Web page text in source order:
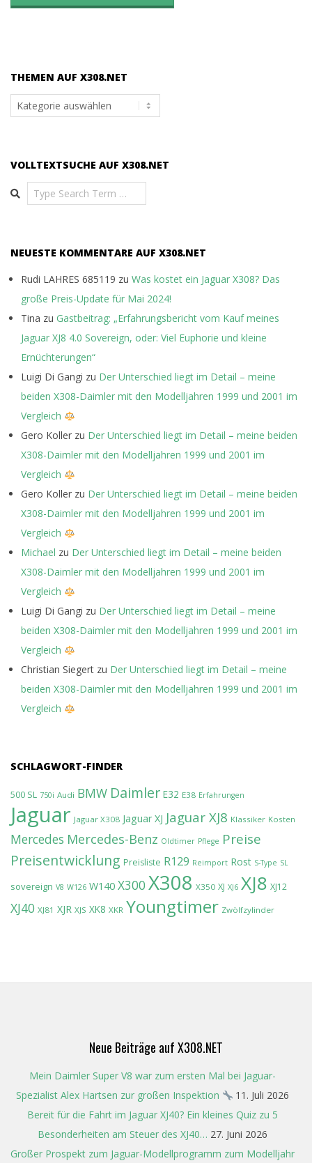
THEMEN AUF X308.NET
Themen
auf
VOLLTEXTSUCHE AUF X308.NET
Search
NEUESTE KOMMENTARE AUF X308.NET
Rudi LAHRES 685119 zu Was kostet ein Jaguar X308? Das
große Preis-Update für Mai 2024!
Tina zu Gastbeitrag: „Erfahrungsbericht vom Kauf meines
Jaguar XJ8 4.0 Sovereign, oder: Viel Euphorie und kleine
Ernüchterungen“
Luigi Di Gangi zu Der Unterschied liegt im Detail – meine
beiden X308-Daimler mit den Modelljahren 1999 und 2001 im
Vergleich
Gero Koller zu Der Unterschied liegt im Detail – meine beiden
X308-Daimler mit den Modelljahren 1999 und 2001 im
Vergleich
Gero Koller zu Der Unterschied liegt im Detail – meine beiden
X308-Daimler mit den Modelljahren 1999 und 2001 im
Vergleich
Michael zu Der Unterschied liegt im Detail – meine beiden
X308-Daimler mit den Modelljahren 1999 und 2001 im
Vergleich
Luigi Di Gangi zu Der Unterschied liegt im Detail – meine
beiden X308-Daimler mit den Modelljahren 1999 und 2001 im
Vergleich
Christian Siegert zu Der Unterschied liegt im Detail – meine
beiden X308-Daimler mit den Modelljahren 1999 und 2001 im
Vergleich
SCHLAGWORT-FINDER
500 SL 750i Audi BMW Daimler E32 E38 Erfahrungen
Jaguar Jaguar X308 Jaguar XJ Jaguar XJ8 Klassiker Kosten
Mercedes Mercedes-Benz Oldtimer Pflege Preise
Preisentwicklung Preisliste R129 Reimport Rost S-Type SL
sovereign V8 W126 W140 X300 X308 X350 XJ XJ6 XJ8 XJ12
XJ40 XJ81 XJR XJS XK8 XKR Youngtimer Zwölfzylinder
Neue Beiträge auf X308.NET
Mein Daimler Super V8 war zum ersten Mal bei Jaguar-
Spezialist Alex Hartsen zur großen Inspektion
11. Juli 2026
Bereit für die Fahrt im Jaguar XJ40? Ein kleines Quiz zu 5
Besonderheiten am Steuer des XJ40… 27. Juni 2026
Großer Prospekt zum Jaguar-Modellprogramm zum Modelljahr